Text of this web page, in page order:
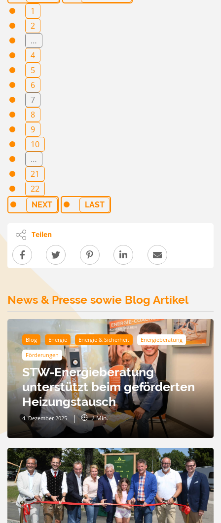
1
2
…
4
5
6
7
8
9
10
…
21
22
NEXT LAST
Teilen
News & Presse sowie Blog Artikel
Blog Energie Energie & Sicherheit Energieberatung
Förderungen
STW-Energieberatung
unterstützt beim geförderten
Heizungstausch
4. Dezember 2025 2Min.